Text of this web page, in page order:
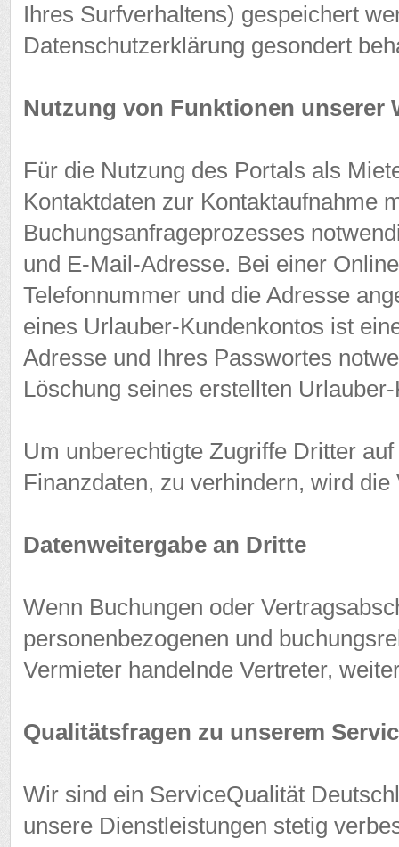
Ihres Surfverhaltens) gespeichert
Datenschutzerklärung gesondert
Nutzung von Funktionen unserer
Für die Nutzung des Portals als
Kontaktdaten zur Kontaktaufnahme
Buchungsanfrageprozesses
und E-Mail-Adresse. Bei einer
Telefonnummer und die Adresse
eines Urlauber-Kundenkontos ist
Adresse und Ihres Passwortes
Löschung seines erstellten
Um unberechtigte Zugriffe Dritter
Finanzdaten, zu verhindern, wird
Datenweitergabe an Dritte
Wenn Buchungen oder
personenbezogenen und
Vermieter handelnde Vertreter,
Qualitätsfragen zu unserem
Wir sind ein ServiceQualität
unsere Dienstleistungen stetig